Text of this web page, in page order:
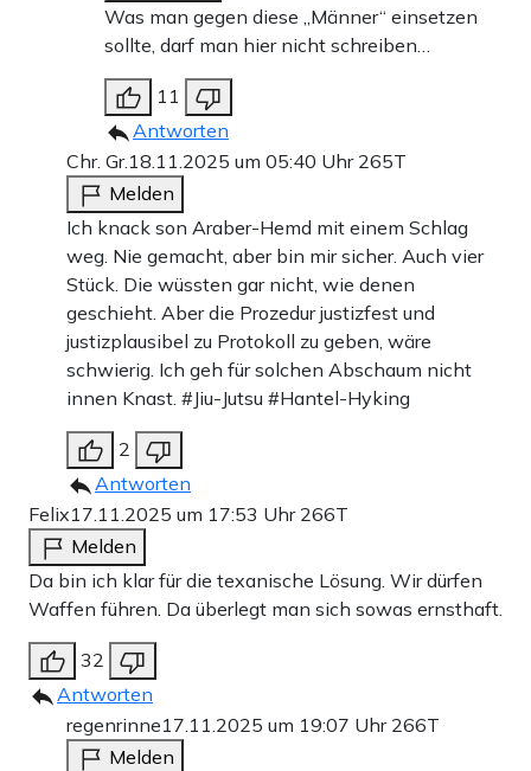
Was man gegen diese „Männer“ einsetzen
sollte, darf man hier nicht schreiben…
11
Antworten
Chr. Gr.18.11.2025 um 05:40 Uhr 265T
Melden
Ich knack son Araber-Hemd mit einem Schlag
weg. Nie gemacht, aber bin mir sicher. Auch vier
Stück. Die wüssten gar nicht, wie denen
geschieht. Aber die Prozedur justizfest und
justizplausibel zu Protokoll zu geben, wäre
schwierig. Ich geh für solchen Abschaum nicht
innen Knast. #Jiu-Jutsu #Hantel-Hyking
2
Antworten
Felix17.11.2025 um 17:53 Uhr 266T
Melden
Da bin ich klar für die texanische Lösung. Wir dürfen
Waffen führen. Da überlegt man sich sowas ernsthaft.
32
Antworten
regenrinne17.11.2025 um 19:07 Uhr 266T
Melden